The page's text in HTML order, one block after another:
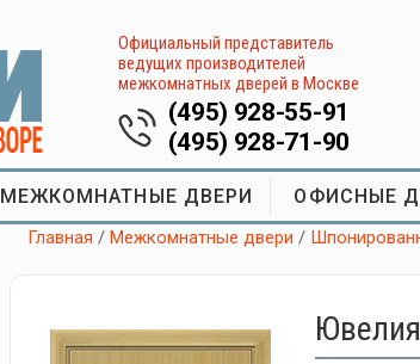
Официальный представитель
ведущих производителей
межкомнатных дверей в Москве
(495) 928-55-91
(495) 928-71-90
МЕЖКОМНАТНЫЕ ДВЕРИ ОФИСНЫЕ
Главная /Межкомнатные двери /